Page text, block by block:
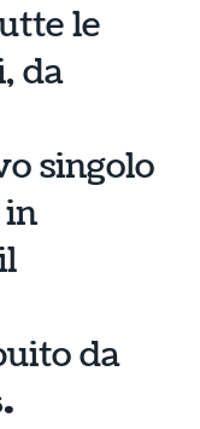
le
da
singolo
da